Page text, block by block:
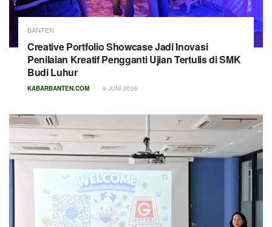
BANTEN
Creative Portfolio Showcase Jadi Inovasi
Penilaian Kreatif Pengganti Ujian Tertulis di SMK
Budi Luhur
KABARBANTEN.COM 9 JUNI 2026